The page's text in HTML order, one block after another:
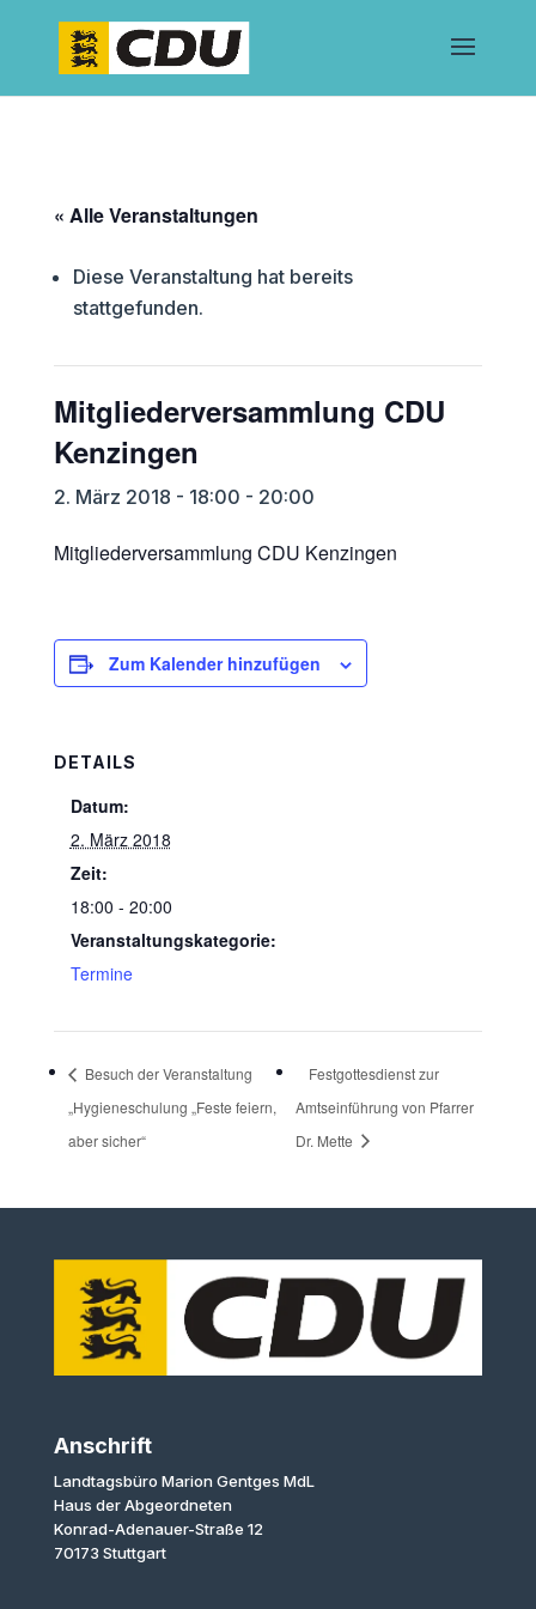
« Alle Veranstaltungen
Diese Veranstaltung hat bereits
stattgefunden.
Mitgliederversammlung CDU
Kenzingen
2. März 2018 - 18:00 - 20:00
Mitgliederversammlung CDU Kenzingen
Zum Kalender hinzufügen
DETAILS
Datum:
2. März 2018
Zeit:
18:00 - 20:00
Veranstaltungskategorie:
Termine
Besuch der Veranstaltung
„Hygieneschulung „Feste feiern,
aber sicher“
Festgottesdienst zur
Amtseinführung von Pfarrer
Dr. Mette
Anschrift
Landtagsbüro Marion Gentges MdL
Haus der Abgeordneten
Konrad-Adenauer-Straße 12
70173 Stuttgart